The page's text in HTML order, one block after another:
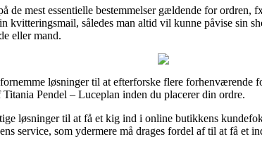
de mest essentielle bestemmelser gældende for
kvitteringsmail, således man altid vil kunne påvise sin
eller mand.
løsninger til at efterforske flere forhenværende
Pendel – Luceplan inden du placerer din ordre.
løsninger til at få et kig ind i online butikkens
service, som ydermere må drages fordel af til at få et